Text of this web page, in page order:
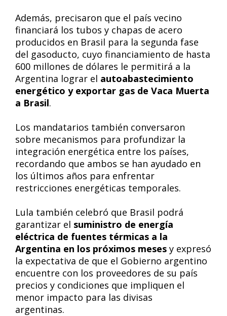
Además, precisaron que el país vecino
financiará los tubos y chapas de acero
producidos en Brasil para la segunda fase
del gasoducto, cuyo financiamiento de hasta
600 millones de dólares le permitirá a la
Argentina lograr el autoabastecimiento
energético y exportar gas de Vaca Muerta
a Brasil.
Los mandatarios también conversaron
sobre mecanismos para profundizar la
integración energética entre los países,
recordando que ambos se han ayudado en
los últimos años para enfrentar
restricciones energéticas temporales.
Lula también celebró que Brasil podrá
garantizar el suministro de energía
eléctrica de fuentes térmicas a la
Argentina en los próximos meses y expresó
la expectativa de que el Gobierno argentino
encuentre con los proveedores de su país
precios y condiciones que impliquen el
menor impacto para las divisas
argentinas.